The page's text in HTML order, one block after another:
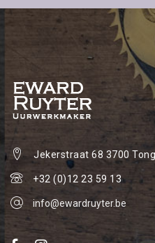
Jekerstraat 68 3700
+32 (0)12 23 59 13
info@ewardruyter.be